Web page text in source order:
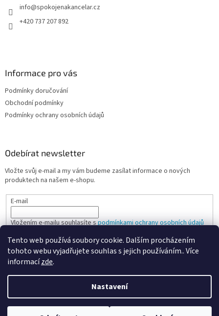
Tento web používá soubory cookie. Dalším procházením
tohoto webu vyjadřujete souhlas s jejich používáním.. Více
informacízde.
Nastavení
info@spokojenakancelar.cz
+420 737 207 892
Informace pro vás
Podmínky doručování
Obchodní podmínky
Podmínky ochrany osobních údajů
Odebírat newsletter
Vložte svůj e-mail a my vám budeme zasílat informace o nových
produktech na našem e-shopu.
E-mail
Vložením e-mailu souhlasíte spodmínkami ochrany osobních údajů
PŘIHLÁSIT SE
Vytvořil Shoptet